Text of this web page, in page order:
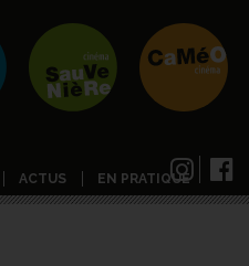
ACTUS EN PRATIQUE